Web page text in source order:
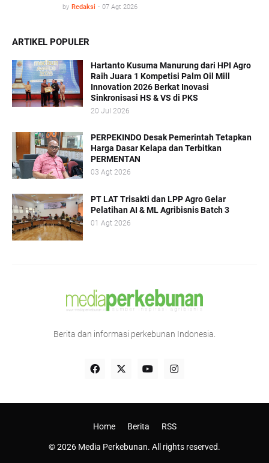
by Redaksi - 07 Agt 2026
ARTIKEL POPULER
Hartanto Kusuma Manurung dari HPI Agro
Raih Juara 1 Kompetisi Palm Oil Mill
Innovation 2026 Berkat Inovasi
Sinkronisasi HS & VS di PKS
20 Jul 2026
PERPEKINDO Desak Pemerintah Tetapkan
Harga Dasar Kelapa dan Terbitkan
PERMENTAN
03 Agt 2026
PT LAT Trisakti dan LPP Agro Gelar
Pelatihan AI & ML Agribisnis Batch 3
01 Agt 2026
Berita dan informasi perkebunan Indonesia.
© 2026 Media Perkebunan. All rights reserved.
Home Berita RSS